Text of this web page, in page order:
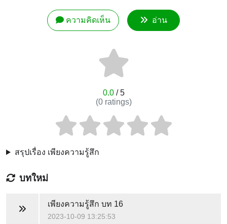
ความคิดเห็น อ่าน
0.0/ 5
(0ratings)
สรุปเรื่อง เพียงความรู้สึก
บทใหม่
เพียงความรู้สึก บท 16
2023-10-09 13:25:53